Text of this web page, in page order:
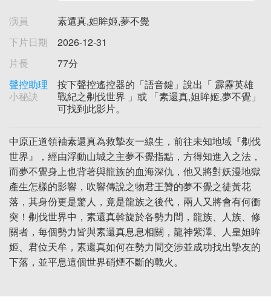
演員
素還真,妲眸姬,夢不覺
下片日期
2026-12-31
片長
77分
聲控助理
小秘訣
按下聲控遙控器的「語音鍵」說出「 霹靂英雄
戰紀之刜伐世界 」或 「素還真,妲眸姬,夢不覺」
可找到此影片。
中原正道領袖素還真為救摯友一線生，前往未知地域『刜伐
世界』，經由浮動山城之主夢不覺指點，方得知進入之法，
而夢不覺身上也背著與龍族的血海深仇，他又將對妖漫地獄
產生怎樣的影響，吹響傳說之物君王贊的夢不覺之徒黃花
落，其身份更是驚人，竟是龍族之後代，兩人又將會有何衝
突！刜伐世界中，素還真斡旋於各勢力間，龍族、人族、修
關者，每個勢力皆與素還真息息相關，龍神紫澤、人皇妲眸
姬、君位天牟，素還真如何在勢力間交涉並成功找出摯友的
下落，並平息這個世界硝煙不斷的戰火。